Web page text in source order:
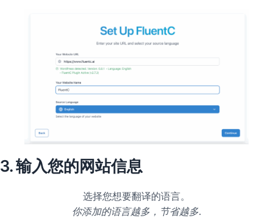
3. 输入您的网站信息
选择您想要翻译的语言。
你添加的语言越多，节省越多.